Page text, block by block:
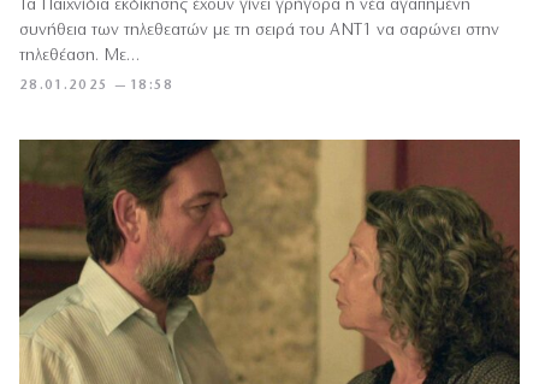
28.01.2025 — 18:58
Τα Παιχνίδια εκδίκησης έχουν γίνει γρήγορα η νέα αγαπημένη
συνήθεια των τηλεθεατών με τη σειρά του ΑΝΤ1 να σαρώνει στην
τηλεθέαση. Με…